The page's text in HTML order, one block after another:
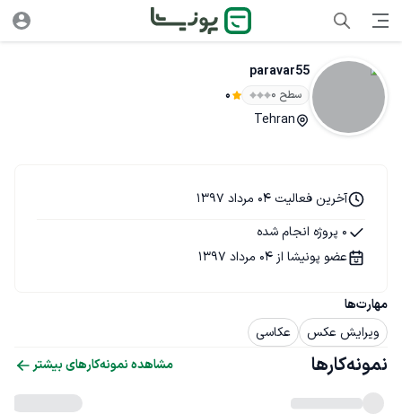
paravar55
سطح ۰ 0
Tehran
مهارت‌ها
ویرایش عکس
عکاسی
آخرین فعالیت 04 مرداد 1397
0 پروژه انجام شده
عضو پونیشا از 04 مرداد 1397
نمونه‌کارها مشاهده نمونه‌کارهای بیشتر